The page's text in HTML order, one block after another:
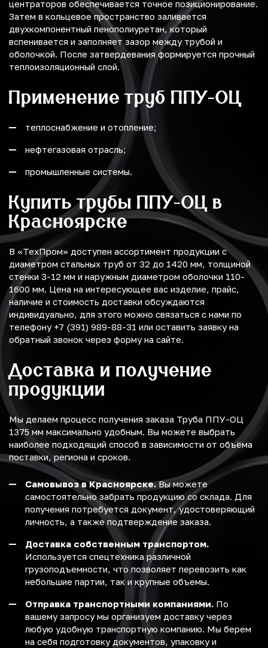
центраторов обеспечивается точное позиционирование.
Затем в кольцевое пространство заливается
двухкомпонентный пенополиуретан, который
вспенивается и заполняет зазор между трубой и
оболочкой. После затвердевания формируется прочный
теплоизоляционный слой.
Применение труб ППУ-ОЦ
теплоснабжение и отопление;
нефтегазовая отрасль;
промышленные системы.
Купить трубы ППУ-ОЦ в
Красноярске
В «ТехПром» доступен ассортимент продукции с
диаметром стальных труб от 32 до 1420 мм, толщиной
стенки 3-12 мм и наружным диаметром оболочки 110-
1600 мм. Цена на интересующее вас изделие, прайс,
наличие и стоимость доставки обсуждаются
индивидуально, для этого можно связаться с нами по
телефону +7 (391) 989-88-31 или оставить заявку на
обратный звонок через форму на сайте.
Доставка и получение
продукции
Мы делаем процесс получения заказа Труба ППУ-ОЦ
1375 мм максимально удобным. Вы можете выбрать
наиболее подходящий способ в зависимости от объёма
поставки, региона и сроков.
Самовывоз в Красноярске.Вы можете
самостоятельно забрать продукцию со склада. Для
получения потребуется документ, удостоверяющий
личность, а также подтверждение заказа.
Доставка собственным транспортом.
Используется спецтехника различной
грузоподъемности, что позволяет перевозить как
небольшие партии, так и крупные объемы.
Отправка транспортными компаниями. По
вашему запросу мы организуем доставку через
любую удобную транспортную компанию. Мы берем
на себя подготовку документов, упаковку и